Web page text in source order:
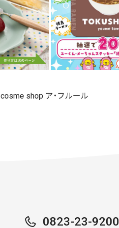
cosme shop ア・フルール
0823-23-9200